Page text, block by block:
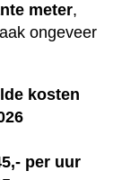
meter,
ongeveer
kosten
per uur